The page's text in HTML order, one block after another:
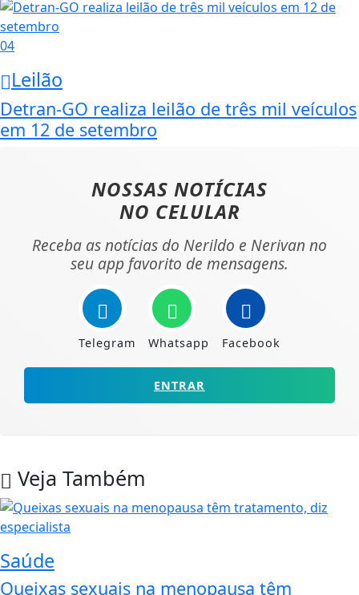
04
Leilão
Detran-GO realiza leilão de três mil veículos
em 12 de setembro
NOSSAS NOTÍCIAS
NO CELULAR
Receba as notícias do Nerildo e Nerivan no
seu app favorito de mensagens.
Telegram Whatsapp Facebook
ENTRAR
Veja Também
Saúde
Queixas sexuais na menopausa têm